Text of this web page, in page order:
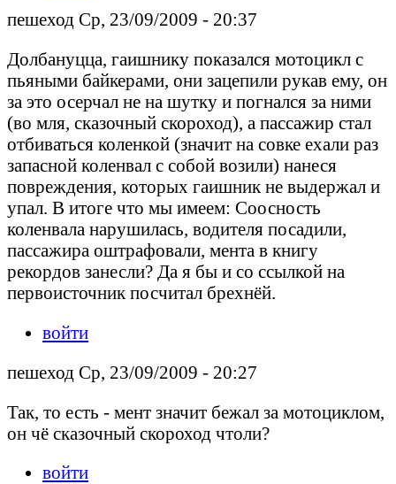
пешеход Ср, 23/09/2009 - 20:37
Долбануцца, гаишнику показался мотоцикл с
пьяными байкерами, они зацепили рукав ему, он
за это осерчал не на шутку и погнался за ними
(во мля, сказочный скороход), а пассажир стал
отбиваться коленкой (значит на совке ехали раз
запасной коленвал с собой возили) нанеся
повреждения, которых гаишник не выдержал и
упал. В итоге что мы имеем: Соосность
коленвала нарушилась, водителя посадили,
пассажира оштрафовали, мента в книгу
рекордов занесли? Да я бы и со ссылкой на
первоисточник посчитал брехнёй.
войти
пешеход Ср, 23/09/2009 - 20:27
Так, то есть - мент значит бежал за мотоциклом,
он чё сказочный скороход чтоли?
войти